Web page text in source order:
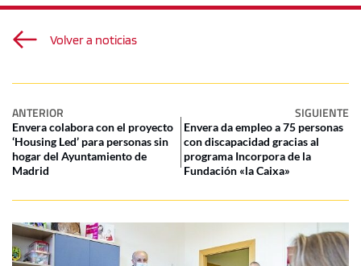
Volver a noticias
ANTERIOR SIGUIENTE
Envera colabora con el proyecto
‘Housing Led’ para personas sin
hogar del Ayuntamiento de
Madrid
Envera da empleo a 75 personas
con discapacidad gracias al
programa Incorpora de la
Fundación «la Caixa»